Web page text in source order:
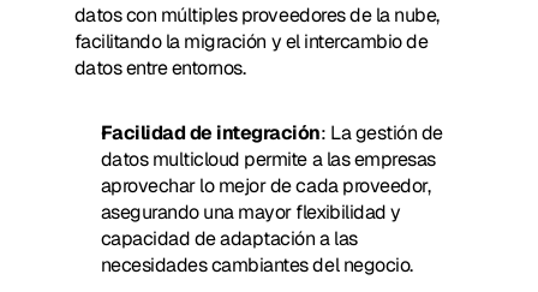
datos con múltiples proveedores de la nube,
facilitando la migración y el intercambio de
datos entre entornos.
Facilidad de integración: La gestión de
datos multicloud permite a las empresas
aprovechar lo mejor de cada proveedor,
asegurando una mayor flexibilidad y
capacidad de adaptación a las
necesidades cambiantes del negocio.